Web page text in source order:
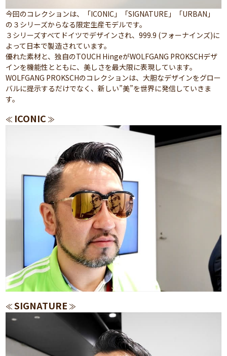
今回のコレクションは、「ICONIC」「SIGNATURE」「URBAN」
の３シリーズからなる限定生産モデルです。
３シリーズすべてドイツでデザインされ、999.9 (フォーナインズ)に
よって日本で製造されています。
優れた素材と、独自のTOUCH HingeがWOLFGANG PROKSCHデザ
インを機能性とともに、美しさを最大限に表現しています。
WOLFGANG PROKSCHのコレクションは、大胆なデザインをグロー
バルに提示するだけでなく、新しい”美”を世界に発信していきま
す。
≪ ICONIC ≫
≪SIGNATURE ≫